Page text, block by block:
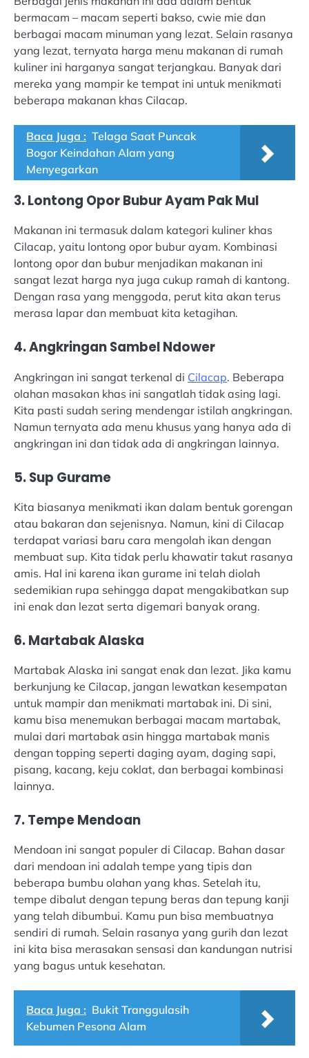
bermacam – macam seperti bakso, cwie mie dan
berbagai macam minuman yang lezat. Selain rasanya
yang lezat, ternyata harga menu makanan di rumah
kuliner ini harganya sangat terjangkau. Banyak dari
mereka yang mampir ke tempat ini untuk menikmati
beberapa makanan khas Cilacap.
Baca Juga : Telaga Saat Puncak
Bogor Keindahan Alam yang
Menyegarkan
3. Lontong Opor Bubur Ayam Pak Mul
Makanan ini termasuk dalam kategori kuliner khas
Cilacap, yaitu lontong opor bubur ayam. Kombinasi
lontong opor dan bubur menjadikan makanan ini
sangat lezat harga nya juga cukup ramah di kantong.
Dengan rasa yang menggoda, perut kita akan terus
merasa lapar dan membuat kita ketagihan.
4. Angkringan Sambel Ndower
Angkringan ini sangat terkenal di Cilacap. Beberapa
olahan masakan khas ini sangatlah tidak asing lagi.
Kita pasti sudah sering mendengar istilah angkringan.
Namun ternyata ada menu khusus yang hanya ada di
angkringan ini dan tidak ada di angkringan lainnya.
5. Sup Gurame
Kita biasanya menikmati ikan dalam bentuk gorengan
atau bakaran dan sejenisnya. Namun, kini di Cilacap
terdapat variasi baru cara mengolah ikan dengan
membuat sup. Kita tidak perlu khawatir takut rasanya
amis. Hal ini karena ikan gurame ini telah diolah
sedemikian rupa sehingga dapat mengakibatkan sup
ini enak dan lezat serta digemari banyak orang.
6. Martabak Alaska
Martabak Alaska ini sangat enak dan lezat. Jika kamu
berkunjung ke Cilacap, jangan lewatkan kesempatan
untuk mampir dan menikmati martabak ini. Di sini,
kamu bisa menemukan berbagai macam martabak,
mulai dari martabak asin hingga martabak manis
dengan topping seperti daging ayam, daging sapi,
pisang, kacang, keju coklat, dan berbagai kombinasi
lainnya.
7. Tempe Mendoan
Mendoan ini sangat populer di Cilacap. Bahan dasar
dari mendoan ini adalah tempe yang tipis dan
beberapa bumbu olahan yang khas. Setelah itu,
tempe dibalut dengan tepung beras dan tepung kanji
yang telah dibumbui. Kamu pun bisa membuatnya
sendiri di rumah. Selain rasanya yang gurih dan lezat
ini kita bisa merasakan sensasi dan kandungan nutrisi
yang bagus untuk kesehatan.
Baca Juga : Bukit Tranggulasih
Kebumen Pesona Alam